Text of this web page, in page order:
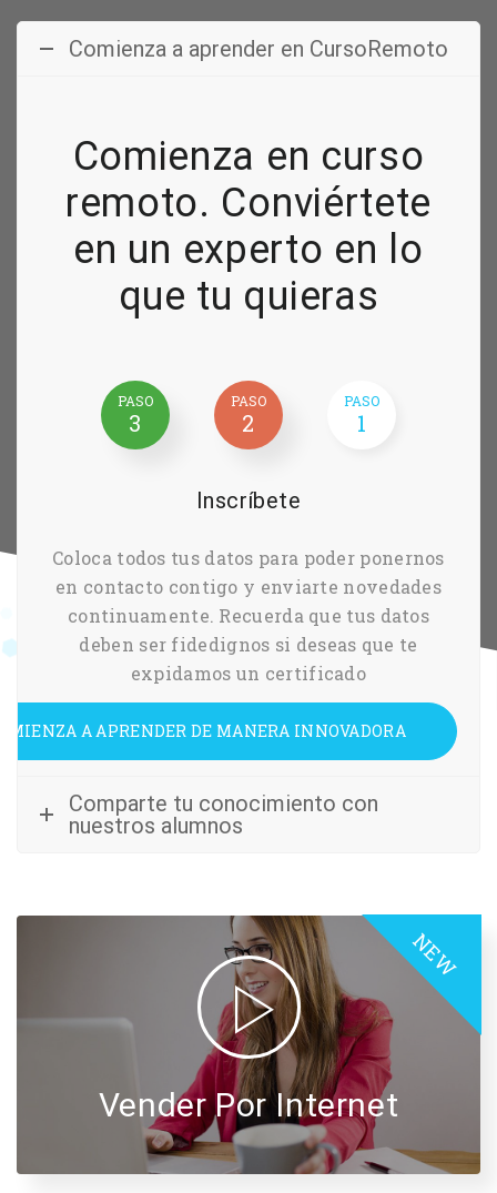
Comienza a aprender en CursoRemoto
Comienza en curso
remoto. Conviértete
en un experto en lo
que tu quieras
PASO
1
PASO
2
PASO
3
Inscríbete
Coloca todos tus datos para poder ponernos
en contacto contigo y enviarte novedades
continuamente. Recuerda que tus datos
deben ser fidedignos si deseas que te
expidamos un certificado
A APRENDER DE MANERA INNOVADORA
Comparte tu conocimiento con
nuestros alumnos
NEW
Vender Por Internet